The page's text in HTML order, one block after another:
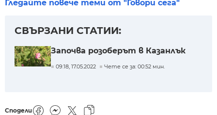
Гледайте повече теми от "Говори сега"
СВЪРЗАНИ СТАТИИ:
Започва розоберът в Казанлък
09:18, 17.05.2022 Чете се за: 00:52 мин.
Сподели